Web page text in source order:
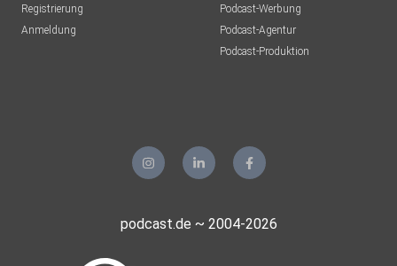
Registrierung
Anmeldung
Podcast-Werbung
Podcast-Agentur
Podcast-Produktion
podcast.de ~ 2004-2026